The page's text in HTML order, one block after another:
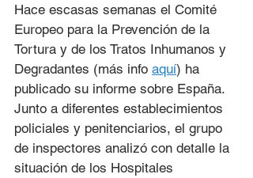
Hace escasas semanas el Comité
Europeo para la Prevención de la
Tortura y de los Tratos Inhumanos y
Degradantes (más info aquí) ha
publicado su informe sobre España.
Junto a diferentes establecimientos
policiales y penitenciarios, el grupo
de inspectores analizó con detalle la
situación de los Hospitales